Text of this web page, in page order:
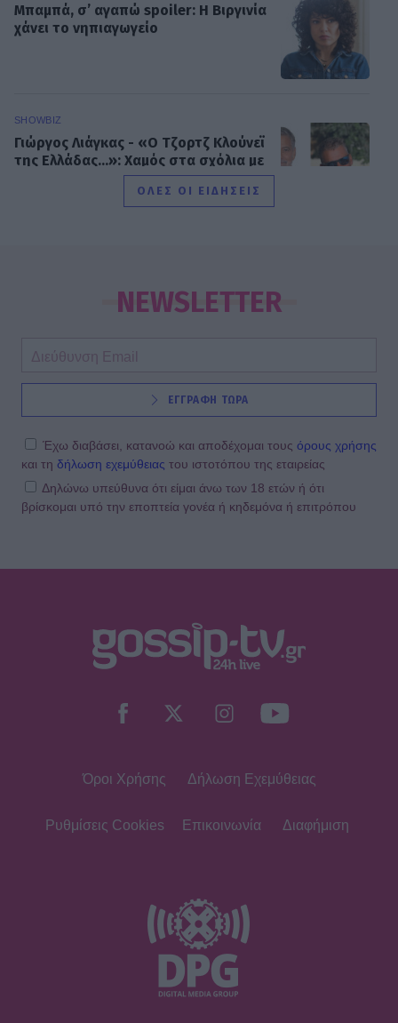
Μπαμπά, σ’ αγαπώ spoiler: Η Βιργινία
χάνει το νηπιαγωγείο
SHOWBIZ
Γιώργος Λιάγκας - «Ο Τζορτζ Κλούνεϊ
της Ελλάδας…»: Χαμός στα σχόλια με
την ΑΙ φωτό που πόσταρε
το πρώτο trailer της νέας
δραματικής σειράς του MEGA
INSIDE STORIES
ΠΑΜΕ ΣΤΟΙΧΗΜΑ: Περισσότερα από
μοίρασε τον Ιούλιο
SHOWBIZ
Ο Λάμπρος Κωνσταντάρας έχει
εύχεται δημόσια
διακοπές από το 2018 – Η
Μαρία Κορινθίου: «Είμαι πιο
συνειδητοποιημένη από ποτέ... Είμαι
ΟΛΕΣ ΟΙ ΕΙΔΗΣΕΙΣ
NEWSLETTER
ΕΓΓΡΑΦΗ ΤΩΡΑ
Έχω διαβάσει, κατανοώ και αποδέχομαι τους όρους χρήσης
και τη δήλωση εχεμύθειας του ιστοτόπου της εταιρείας
Δηλώνω υπεύθυνα ότι είμαι άνω των 18 ετών ή ότι
βρίσκομαι υπό την εποπτεία γονέα ή κηδεμόνα ή επιτρόπου
Όροι Χρήσης Δήλωση Εχεμύθειας
Ρυθμίσεις Cookies Επικοινωνία Διαφήμιση